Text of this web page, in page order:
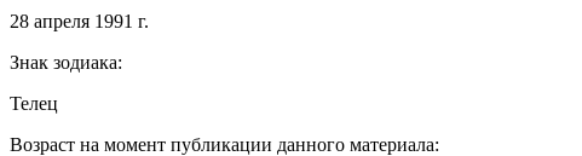
28 апреля 1991 г.
Знак зодиака:
Телец
Возраст на момент публикации данного материала: